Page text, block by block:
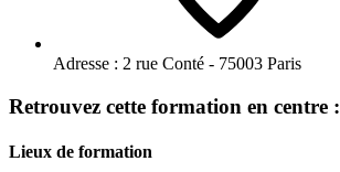
Adresse : 2 rue Conté - 75003 Paris
Retrouvez cette formation en centre :
Lieux de formation